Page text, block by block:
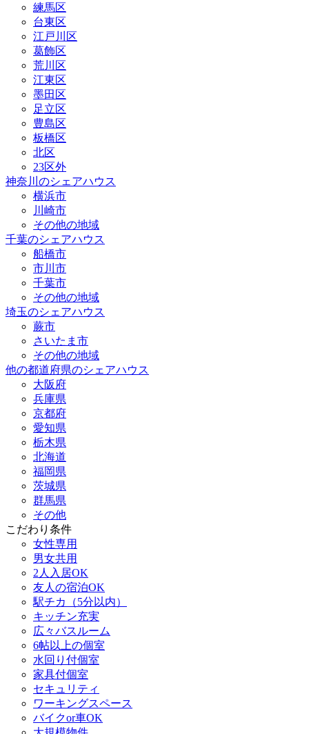
練馬区
台東区
江戸川区
葛飾区
荒川区
江東区
墨田区
足立区
豊島区
板橋区
北区
23区外
神奈川のシェアハウス
横浜市
川崎市
その他の地域
千葉のシェアハウス
船橋市
市川市
千葉市
その他の地域
埼玉のシェアハウス
蕨市
さいたま市
その他の地域
他の都道府県のシェアハウス
大阪府
兵庫県
京都府
愛知県
栃木県
北海道
福岡県
茨城県
群馬県
その他
こだわり条件
女性専用
男女共用
2人入居OK
友人の宿泊OK
駅チカ（5分以内）
キッチン充実
広々バスルーム
6帖以上の個室
水回り付個室
家具付個室
セキュリティ
ワーキングスペース
バイクor車OK